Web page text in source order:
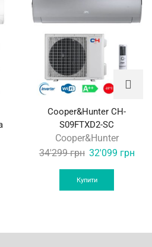
Cooper&Hunter CH-
S09FTXD2-SC
Cooper&Hunter
34'299грн Original
was:
32'099 грн
Купити